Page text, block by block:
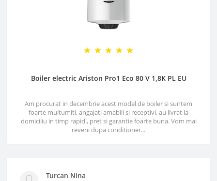
Boiler electric Ariston Pro1 Eco 80 V 1,8K PL EU
Am procurat in decembrie acest model de boiler si suntem
foarte multumiti, angajati amabili si receptivi, au livrat la
domiciliu in timp rapid., pret si garantie foarte buna. Vom mai
reveni dupa conditioner...
Turcan Nina